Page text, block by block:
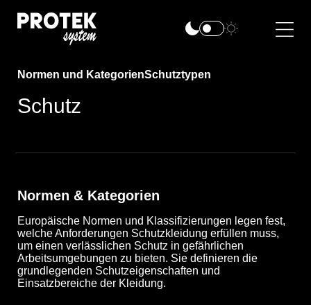
Normen und KategorienSchutztypen
Schutz
Normen & Kategorien
Europäische Normen und Klassifizierungen legen fest,
welche Anforderungen Schutzkleidung erfüllen muss,
um einen verlässlichen Schutz in gefährlichen
Arbeitsumgebungen zu bieten. Sie definieren die
grundlegenden Schutzeigenschaften und
Einsatzbereiche der Kleidung.